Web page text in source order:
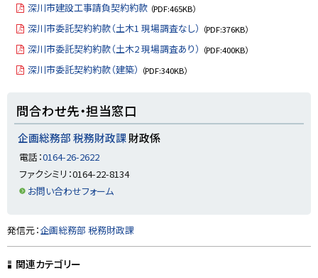
深川市建設工事請負契約約款 （PDF:465KB）
深川市委託契約約款（土木1 現場調査なし） （PDF:376KB）
深川市委託契約約款（土木2 現場調査あり） （PDF:400KB）
深川市委託契約約款（建築） （PDF:340KB）
問合わせ先・担当窓口
企画総務部 税務財政課財政係
電話：0164-26-2622
ファクシミリ：0164-22-8134
お問い合わせフォーム
ト
ッ
プ
発信元：企画総務部 税務財政課
関連カテゴリー